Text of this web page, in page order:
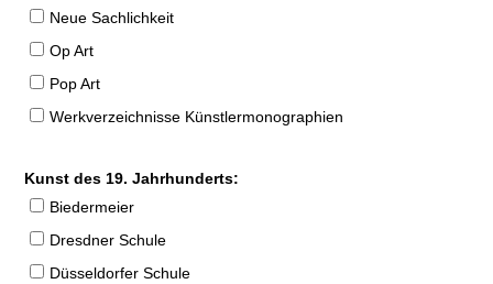
Neue Sachlichkeit
Op Art
Pop Art
Werkverzeichnisse Künstlermonographien
Kunst des 19. Jahrhunderts:
Biedermeier
Dresdner Schule
Düsseldorfer Schule